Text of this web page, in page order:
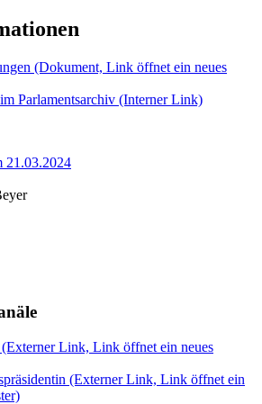
(Dokument, Link öffnet ein neues
Parlamentsarchiv (Interner Link)
21.03.2024
(Externer Link, Link öffnet ein neues
(Externer Link, Link öffnet ein